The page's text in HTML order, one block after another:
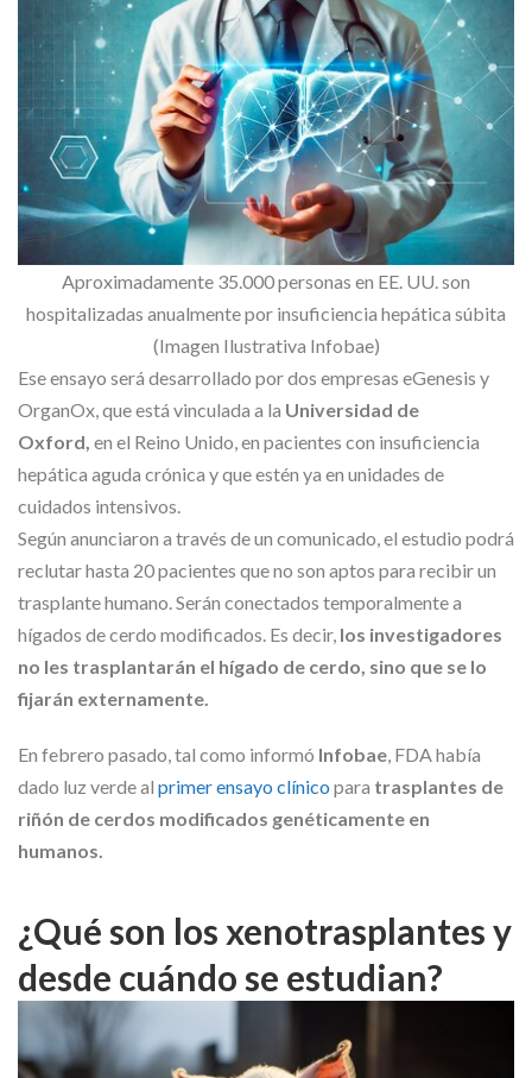
Aproximadamente 35.000 personas en EE. UU. son
hospitalizadas anualmente por insuficiencia hepática súbita
(Imagen Ilustrativa Infobae)
Ese ensayo será desarrollado por dos empresas eGenesis y
OrganOx, que está vinculada a la Universidad de
Oxford, en el Reino Unido, en pacientes con insuficiencia
hepática aguda crónica y que estén ya en unidades de
cuidados intensivos.
Según anunciaron a través de un comunicado, el estudio podrá
reclutar hasta 20 pacientes que no son aptos para recibir un
trasplante humano. Serán conectados temporalmente a
hígados de cerdo modificados. Es decir, los investigadores
no les trasplantarán el hígado de cerdo, sino que se lo
fijarán externamente.
En febrero pasado, tal como informó Infobae, FDA había
dado luz verde al primer ensayo clínico para trasplantes de
riñón de cerdos modificados genéticamente en
humanos.
¿Qué son los xenotrasplantes y
desde cuándo se estudian?